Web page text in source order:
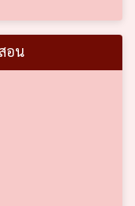
อน